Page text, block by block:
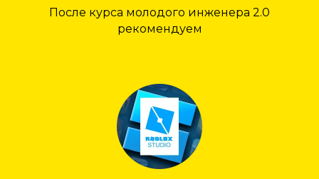
После курса молодого инженера 2.0
рекомендуем